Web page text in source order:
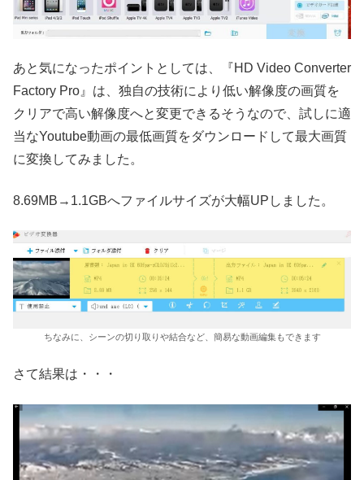
あと気になったポイントとしては、『HD Video Converter
Factory Pro』は、独自の技術により低い解像度の画質を
クリアで高い解像度へと変更できるそうなので、試しに適
当なYoutube動画の最低画質をダウンロードして最大画質
に変換してみました。
8.69MB→1.1GBへファイルサイズが大幅UPしました。
ちなみに、シーンの切り取りや結合など、簡易な動画編集もできます
さて結果は・・・